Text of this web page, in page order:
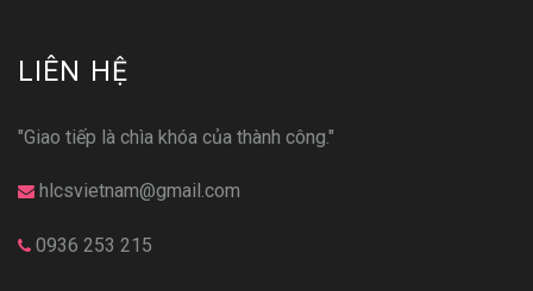
LIÊN HỆ
"Giao tiếp là chìa khóa của thành công."
hlcsvietnam@gmail.com
0936 253 215